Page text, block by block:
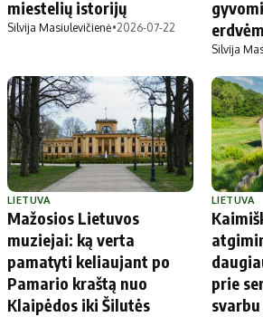
miestelių istorijų
Silvija Masiulevičienė•2026-07-22
Silvija
LIETUVA
Mažosios Lietuvos
muziejai: ką verta
pamatyti keliaujant po
Pamario kraštą nuo
Klaipėdos iki Šilutės
LIETUVA
prie